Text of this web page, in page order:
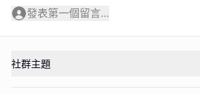
發表第一個留言...
社群主題